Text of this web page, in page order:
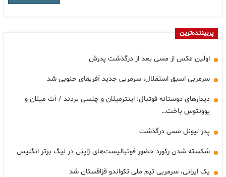
پربیننده‌ترین
اولین عکس از مسی بعد از درگذشت پدرش
سرمربی اسبق استقلال، سرمربی جدید آفریقای جنوبی شد
دیدارهای دوستانه فوتبال: اینترمیلان و چلسی بردند / آث میلان و
یوونتوس باخت…
پدر لیونل مسی درگذشت
شکسته شدن رکورد حضور فوتبالیست‌های ژاپنی در لیگ برتر انگلیس
یک ایرانی، سرمربی تیم ملی تکواندو قزاقستان شد